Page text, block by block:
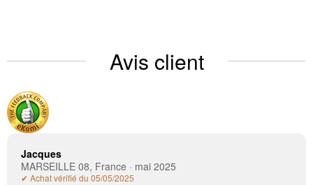
Avis client
Jacques
MARSEILLE 08, France · mai 2025
✔ Achat vérifié du 05/05/2025